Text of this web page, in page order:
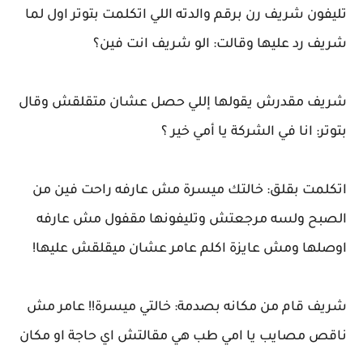
تليفون شريف رن برقم والدته اللي اتكلمت بتوتر اول لما
شريف رد عليها وقالت: الو شريف انت فين؟
شريف مقدرش يقولها إللي حصل عشان متقلقش وقال
بتوتر: انا في الشركة يا أمي خير ؟
اتكلمت بقلق: خالتك ميسرة مش عارفه راحت فين من
الصبح ولسه مرجعتش وتليفونها مقفول مش عارفه
اوصلها ومش عايزة اكلم عامر عشان ميقلقش عليها!
شريف قام من مكانه بصدمة: خالتي ميسرة!! عامر مش
ناقص مصايب يا امي طب هي مقالتش اي حاجة او مكان